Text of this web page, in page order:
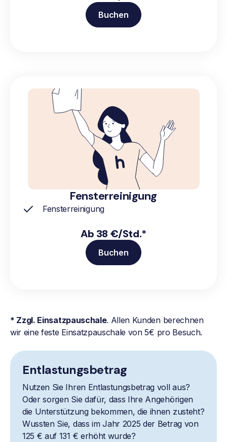
Buchen
Fensterreinigung
Fensterreinigung
Ab 38 €/Std.*
Buchen
* Zzgl. Einsatzpauschale. Allen Kunden berechnen
wir eine feste Einsatzpauschale von 5€ pro Besuch.
Entlastungsbetrag
Nutzen Sie Ihren Entlastungsbetrag voll aus?
Oder sorgen Sie dafür, dass Ihre Angehörigen
die Unterstützung bekommen, die ihnen zusteht?
Wussten Sie, dass im Jahr 2025 der Betrag von
125 € auf 131 € erhöht wurde?